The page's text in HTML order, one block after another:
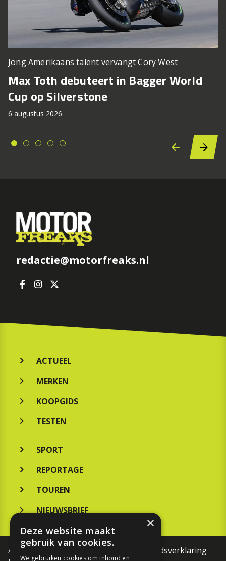
Jong Amerikaans talent vervangt Cory West
Max Toth debuteert in Bagger World
Cup op Silverstone
6 augustus 2026
redactie@motorfreaks.nl
ACTUEEL
MERKEN
KOOPGIDS
TESTEN
SPORT
REPORTAGE
TOUREN
NIEUWSBRIEF
Algemene voorwaarden
Toegankelijkheidsverklaring
×
Deze website maakt
gebruik van cookies.
We gebruiken cookies om inhoud en